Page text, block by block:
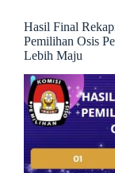
Hasil Final
Pemilihan Osis
Lebih Maju